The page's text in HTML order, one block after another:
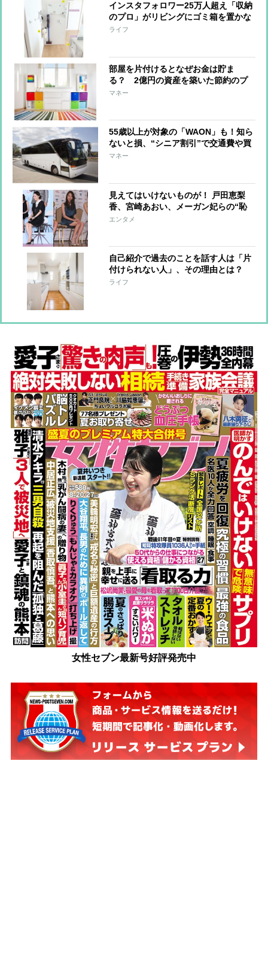
インスタフォロワー25万人超え「収納
のプロ」がリビングにゴミ箱を置かな
い理由
ライフ
部屋を片付けるとなぜお金は貯ま
る？ 2億円の資産を築いた節約のプ
ロが語る理由
マネー
55歳以上が対象の「WAON」も！知ら
ないと損、“シニア割引”で交通費や買
い物がお得に
マネー
見えてはいけないものが！ 戸田恵梨
香、宮崎あおい、メーガン妃らの“恥
ずかしい”写真
エンタメ
自己紹介で過去のことを話す人は「片
付けられない人」、その理由とは？
ライフ
女性セブン最新号好評発売中